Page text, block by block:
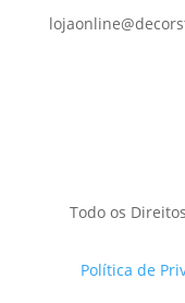
Todo os
Política de